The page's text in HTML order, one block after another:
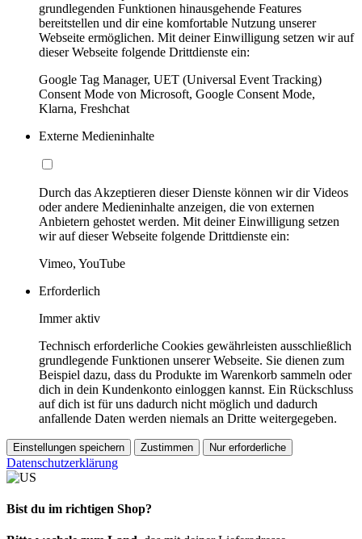
grundlegenden Funktionen hinausgehende Features
bereitstellen und dir eine komfortable Nutzung unserer
Webseite ermöglichen. Mit deiner Einwilligung setzen wir auf
dieser Webseite folgende Drittdienste ein:
Google Tag Manager, UET (Universal Event Tracking)
Consent Mode von Microsoft, Google Consent Mode,
Klarna, Freshchat
Externe Medieninhalte
Durch das Akzeptieren dieser Dienste können wir dir Videos
oder andere Medieninhalte anzeigen, die von externen
Anbietern gehostet werden. Mit deiner Einwilligung setzen
wir auf dieser Webseite folgende Drittdienste ein:
Vimeo, YouTube
Erforderlich
Immer aktiv
Technisch erforderliche Cookies gewährleisten ausschließlich
grundlegende Funktionen unserer Webseite. Sie dienen zum
Beispiel dazu, dass du Produkte im Warenkorb sammeln oder
dich in dein Kundenkonto einloggen kannst. Ein Rückschluss
auf dich ist für uns dadurch nicht möglich und dadurch
anfallende Daten werden niemals an Dritte weitergegeben.
Einstellungen speichern Zustimmen Nur erforderliche
Datenschutzerklärung
Bist du im richtigen Shop?